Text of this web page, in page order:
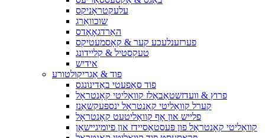
עלעקטראָניקס
שוכוואַרג
האַרדגאָאָדס
פערזענלעכע קער & קאָסמעטיקס
טעקסטיל & קליידונג
אידיש
פוד & אַגריקולטורע
פוד סאַפעטי באַדינונגס
פרוץ & וועדזשטאַבאַלז קוואַליטי קאָנטראָל
קערל קוואַליטי קאָנטראָל ינספּעקשאַנז
פלייש און אָף קוואַליטעט קאָנטראָל
קוואַליטי קאָנטראָל פון פּעסטאַסיידז און פיומיגיישאַן